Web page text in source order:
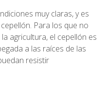
muy claras, y es
Para los que no
agricultura, el cepellón es
a las raíces de las
resistir